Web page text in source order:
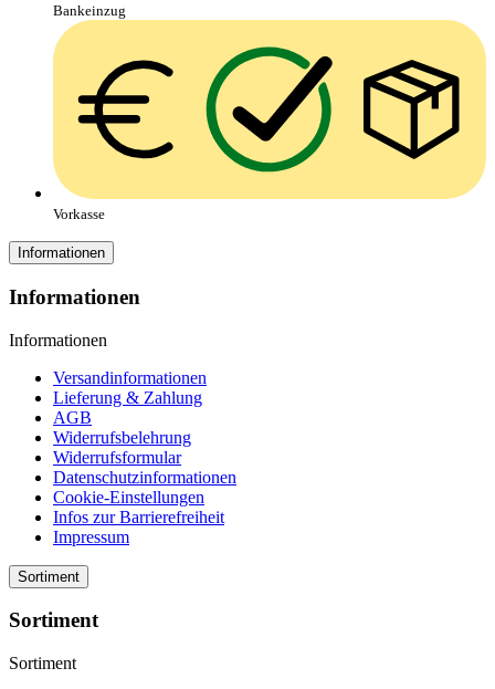
Bankeinzug
Vorkasse
Informationen
Informationen
Informationen
Versandinformationen
Lieferung & Zahlung
AGB
Widerrufsbelehrung
Widerrufsformular
Datenschutzinformationen
Cookie-Einstellungen
Infos zur Barrierefreiheit
Impressum
Sortiment
Sortiment
Sortiment